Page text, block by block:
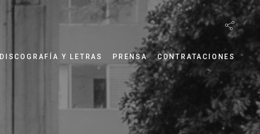
DISCOGRAFÍA Y LETRAS PRENSA CONTRATACIONES